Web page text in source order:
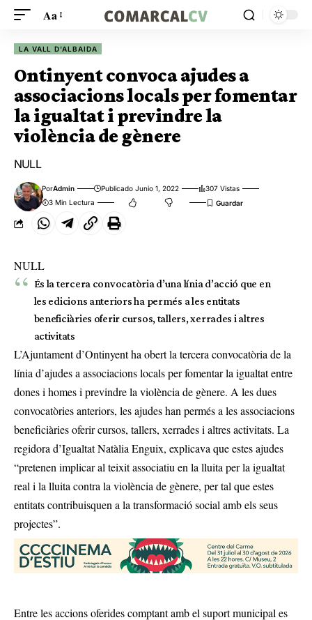
Aa
LA VALL D'ALBAIDA
Ontinyent convoca ajudes a
associacions locals per fomentar
la igualtat i previndre la
violència de gènere
NULL
PorAdmin Publicado Junio 1, 2022
307 Vistas
3 Min Lectura
NULL
És la tercera convocatòria d’una línia d’acció que en
les edicions anteriors ha permés a les entitats
beneficiàries oferir cursos, tallers, xerrades i altres
activitats
L’Ajuntament d’Ontinyent ha obert la tercera convocatòria de la
línia d’ajudes a associacions locals per fomentar la igualtat entre
dones i homes i previndre la violència de gènere. A les dues
convocatòries anteriors, les ajudes han permés a les associacions
beneficiàries oferir cursos, tallers, xerrades i altres activitats. La
regidora d’Igualtat Natàlia Enguix, explicava que estes ajudes
“pretenen implicar al teixit associatiu en la lluita per la igualtat
real i la lluita contra la violència de gènere, per tal que estes
entitats contribuisquen a la transformació social amb els seus
projectes”.
Entre les accions oferides comptant amb el suport municipal es